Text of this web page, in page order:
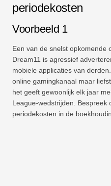
periodekosten
Voorbeeld 1
Een van de snelst opkomende
Dream11 is agressief
mobiele applicaties van
online gamingkanaal maar
het geeft gewoonlijk elk jaar
League-wedstrijden. Bespreek
periodekosten in de